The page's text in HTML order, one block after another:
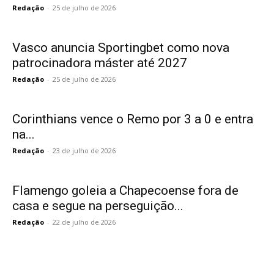
Redação - 25 de julho de 2026
Vasco anuncia Sportingbet como nova
patrocinadora máster até 2027
Redação - 25 de julho de 2026
Corinthians vence o Remo por 3 a 0 e entra
na...
Redação - 23 de julho de 2026
Flamengo goleia a Chapecoense fora de
casa e segue na perseguição...
Redação - 22 de julho de 2026